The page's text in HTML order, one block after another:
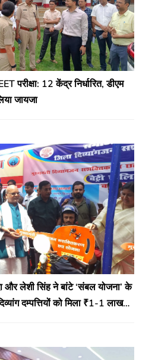
परीक्षा: 12 केंद्र निर्धारित, डीएम
जायजा
और लेशी सिंह ने बांटे ‘संबल योजना’ के
दम्पत्तियों को मिला ₹1-1 लाख